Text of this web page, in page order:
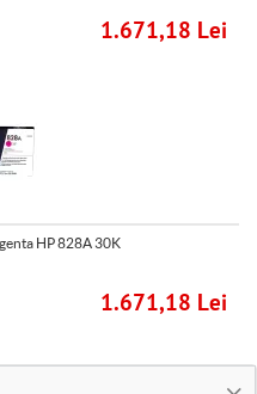
1.671,18 Lei
HP 828A 30K
1.671,18 Lei